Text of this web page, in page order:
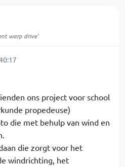
warp drive'
ons project voor school
propedeuse)
die met behulp van wind en
die zorgt voor het
windrichting, het